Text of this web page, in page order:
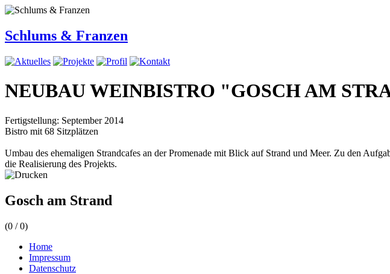
Schlums & Franzen
NEUBAU WEINBISTRO "GOSCH AM
Fertigstellung: September 2014
Bistro mit 68 Sitzplätzen
Umbau des ehemaligen Strandcafes an der Promenade mit Blick auf Strand und Meer. Zu den
die Realisierung des Projekts.
Gosch am Strand
(0 /0)
Home
Impressum
Datenschutz